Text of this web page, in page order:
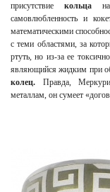
присутствие кольцана
самовлюбленность и
математическими
с теми областями, за
ртуть, но из-за ее
являющийся жидким при
колец. Правда,
металлам, он сумеет